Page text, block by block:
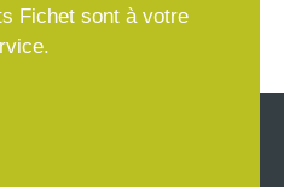
Fichet sont à votre